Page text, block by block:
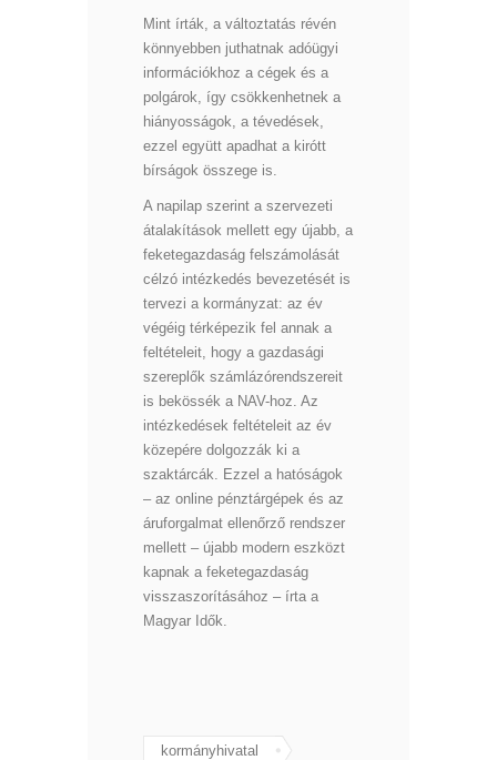
Mint írták, a változtatás révén
könnyebben juthatnak adóügyi
információkhoz a cégek és a
polgárok, így csökkenhetnek a
hiányosságok, a tévedések,
ezzel együtt apadhat a kirótt
bírságok összege is.
A napilap szerint a szervezeti
átalakítások mellett egy újabb, a
feketegazdaság felszámolását
célzó intézkedés bevezetését is
tervezi a kormányzat: az év
végéig térképezik fel annak a
feltételeit, hogy a gazdasági
szereplők számlázórendszereit
is bekössék a NAV-hoz. Az
intézkedések feltételeit az év
közepére dolgozzák ki a
szaktárcák. Ezzel a hatóságok
– az online pénztárgépek és az
áruforgalmat ellenőrző rendszer
mellett – újabb modern eszközt
kapnak a feketegazdaság
visszaszorításához – írta a
Magyar Idők.
kormányhivatal